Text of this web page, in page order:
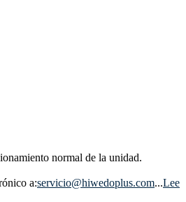
normal de la unidad.
a:servicio@hiwedoplus.com...Lee